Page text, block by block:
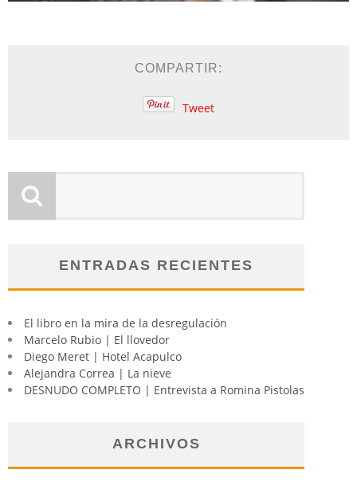
COMPARTIR:
Tweet
ENTRADAS RECIENTES
El libro en la mira de la desregulación
Marcelo Rubio | El llovedor
Diego Meret | Hotel Acapulco
Alejandra Correa | La nieve
DESNUDO COMPLETO | Entrevista a Romina Pistolas
ARCHIVOS